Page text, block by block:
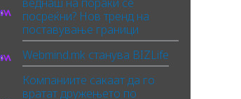
посреќни? Нов тренд на
поставување граници
Webmind.mk станува BIZLife
Компаниите сакаат да го
вратат дружењето по